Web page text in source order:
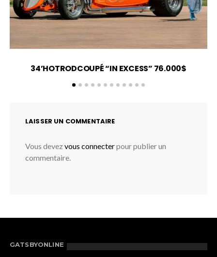
34’HOTRODCOUPÉ “IN EXCESS” 76.000$
LAISSER UN COMMENTAIRE
Vous devez vous connecterpour publier un
commentaire.
GATSBYONLINE